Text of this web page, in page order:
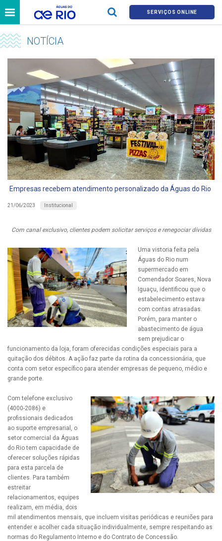
SERVIÇOS ONLINE
NOTÍCIA
Empresas recebem atendimento personalizado da Águas do Rio
21/06/2023 Institucional
Com canal exclusivo, clientes podem solicitar serviços e renegociar dívidas
Uma vistoria feita pela
Águas do Rio num
supermercado em
Comendador Soares, Nova
Iguaçu, identificou que o
estabelecimento estava
com contas atrasadas.
Porém, para manter o
abastecimento de água
sem prejudicar o
funcionamento da loja, foram oferecidas condições especiais para a
quitação dos débitos. A ação faz parte da rotina da concessionária, que
conta com setor específico para atender empresas de pequeno, médio e
grande porte.
Com telefone exclusivo
(4000-2086) e
profissionais dedicados
ao suporte empresarial, o
setor comercial da Águas
do Rio tem capacidade de
oferecer soluções rápidas
para esta parcela de
clientes. Para também
estreitar
relacionamentos, equipes
realizam, em média, dois
mil atendimentos mensais, que incluem visitas periódicas e reuniões para
entender e acolher cada situação individualmente, sempre respeitando as
normas do Regulamento Interno e do Contrato de Concessão.